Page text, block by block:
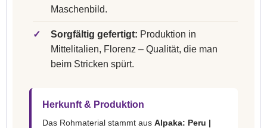
Maschenbild.
✓ Sorgfältig gefertigt: Produktion in
Mittelitalien, Florenz – Qualität, die man
beim Stricken spürt.
Herkunft & Produktion
Das Rohmaterial stammt aus Alpaka: Peru |